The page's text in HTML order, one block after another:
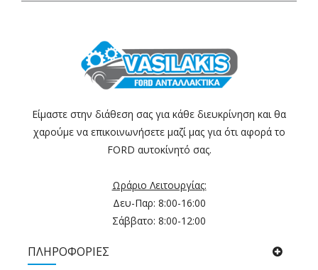
Είμαστε στην διάθεση σας για κάθε διευκρίνηση και θα
χαρούμε να επικοινωνήσετε μαζί μας για ότι αφορά το
FORD αυτοκίνητό σας.
Ωράριο Λειτουργίας:
Δευ-Παρ: 8:00-16:00
Σάββατο: 8:00-12:00
ΠΛΗΡΟΦΟΡΙΕΣ